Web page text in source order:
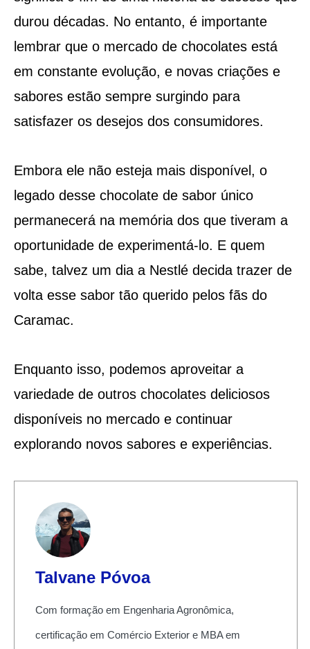
durou décadas. No entanto, é importante
lembrar que o mercado de chocolates está
em constante evolução, e novas criações e
sabores estão sempre surgindo para
satisfazer os desejos dos consumidores.
Embora ele não esteja mais disponível, o
legado desse chocolate de sabor único
permanecerá na memória dos que tiveram a
oportunidade de experimentá-lo. E quem
sabe, talvez um dia a Nestlé decida trazer de
volta esse sabor tão querido pelos fãs do
Caramac.
Enquanto isso, podemos aproveitar a
variedade de outros chocolates deliciosos
disponíveis no mercado e continuar
explorando novos sabores e experiências.
Talvane Póvoa
Com formação em Engenharia Agronômica,
certificação em Comércio Exterior e MBA em